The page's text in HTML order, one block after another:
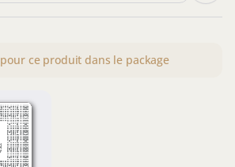
pour ce produit dans le package